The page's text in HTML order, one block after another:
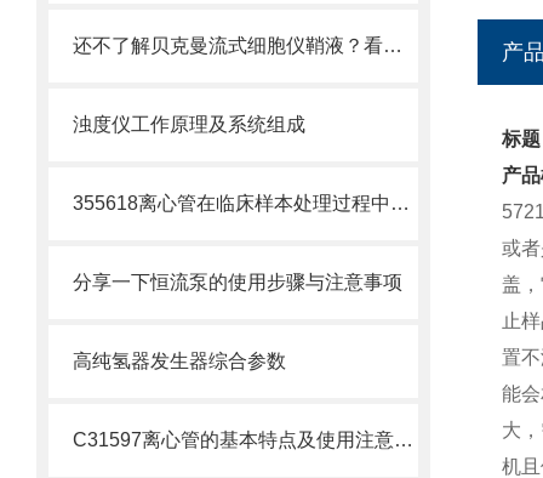
还不了解贝克曼流式细胞仪鞘液？看这里就对了！
浊度仪工作原理及系统组成
355618离心管在临床样本处理过程中的作用
分享一下恒流泵的使用步骤与注意事项
高纯氢器发生器综合参数
C31597离心管的基本特点及使用注意事项
产
标
产
或
盖
止
置
能
大
机